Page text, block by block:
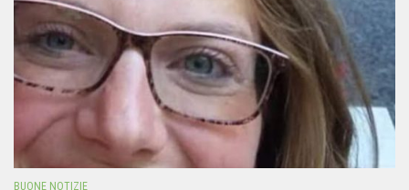
BUONE NOTIZIE